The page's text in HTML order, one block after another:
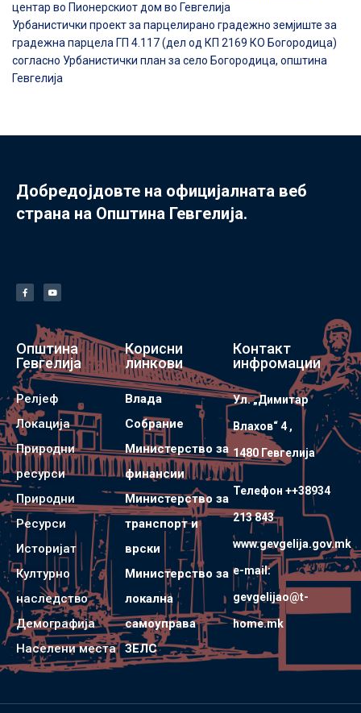
центар во Пионерскиот дом во Гевгелија
Урбанистички проект за парцелирано градежно земјиште за
градежна парцела ГП 4.117 (дел од КП 2169 КО Богородица)
согласно Урбанистички план за село Богородица, општина
Гевгелија
Добредојдовте на официјалната веб
страна на Општина Гевгелија.
Општина
Гевгелија
Релјеф
Локација
Природни
ресурси
Природни
Ресурси
Историјат
Културно
наследство
Демографија
Населени места
Корисни
линкови
Влада
Собрание
Министерство за
финансии
Министерство за
транспорт и
врски
Министерство за
локална
самоуправа
ЗЕЛС
Контакт
инфромации
Ул. „Димитар
Влахов“ 4 ,
1480 Гевгелијa
Телефон ++38934
213 843
www.gevgelija.gov.mk
e-mail:
gevgelijao@t-
home.mk